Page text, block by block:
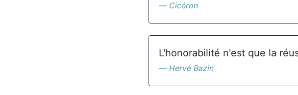
Cicéron
L'honorabilité n'est que la
Hervé Bazin